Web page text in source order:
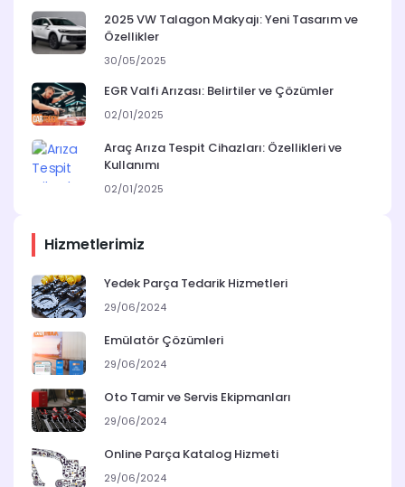
2025 VW Talagon Makyajı: Yeni Tasarım ve
Özellikler
30/05/2025
EGR Valfi Arızası: Belirtiler ve Çözümler
02/01/2025
Araç Arıza Tespit Cihazları: Özellikleri ve
Kullanımı
02/01/2025
Hizmetlerimiz
Yedek Parça Tedarik Hizmetleri
29/06/2024
Emülatör Çözümleri
29/06/2024
Oto Tamir ve Servis Ekipmanları
29/06/2024
Online Parça Katalog Hizmeti
29/06/2024